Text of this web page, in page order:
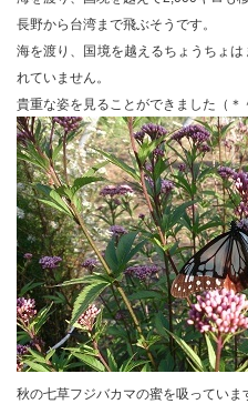
長野から台湾まで飛ぶそうです。
海を渡り、国境を越えるちょうちょ
れていません。
貴重な姿を見ることができました（＊
秋の七草フジバカマの蜜を吸っていま